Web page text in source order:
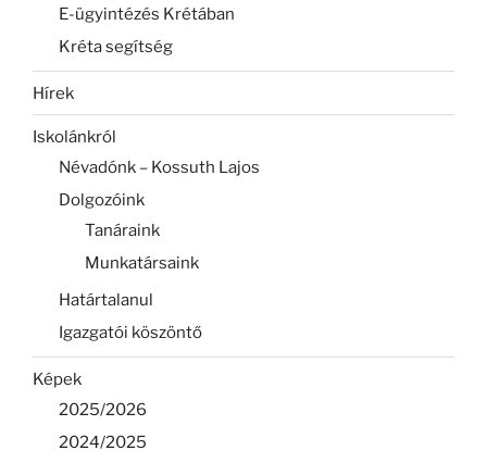
E-ügyintézés Krétában
Kréta segítség
Hírek
Iskolánkról
Névadónk – Kossuth Lajos
Dolgozóink
Tanáraink
Munkatársaink
Határtalanul
Igazgatói köszöntő
Képek
2025/2026
2024/2025